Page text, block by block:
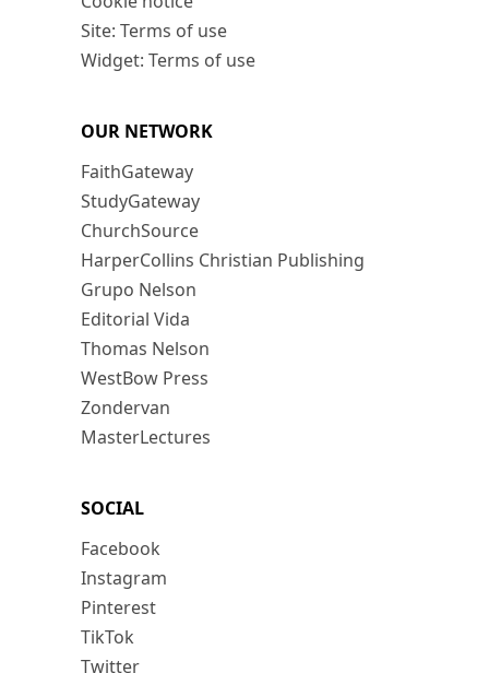
Site: Terms of use
Widget: Terms of use
OUR NETWORK
FaithGateway
StudyGateway
ChurchSource
HarperCollins Christian Publishing
Grupo Nelson
Editorial Vida
Thomas Nelson
WestBow Press
Zondervan
MasterLectures
SOCIAL
Facebook
Instagram
Pinterest
TikTok
Twitter